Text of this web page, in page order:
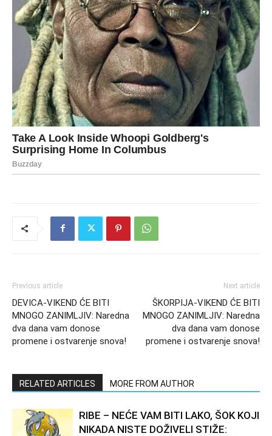
Previous article
DEVICA-VIKEND ĆE BITI
MNOGO ZANIMLJIV: Naredna
dva dana vam donose
promene i ostvarenje snova!
Next article
ŠKORPIJA-VIKEND ĆE BITI
MNOGO ZANIMLJIV: Naredna
dva dana vam donose
promene i ostvarenje snova!
RELATED ARTICLES MORE FROM AUTHOR
RIBE – NEĆE VAM BITI LAKO, ŠOK KOJI
NIKADA NISTE DOŽIVELI STIŽE: